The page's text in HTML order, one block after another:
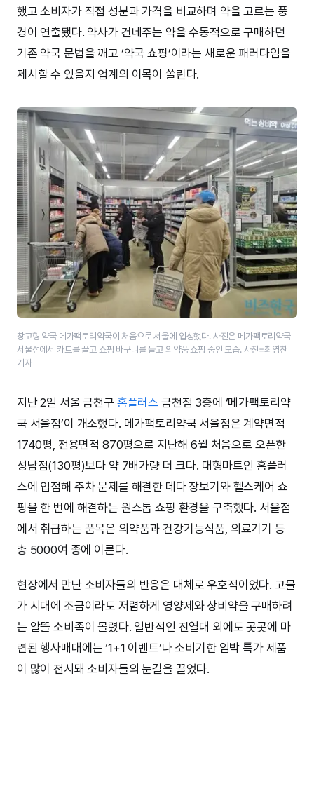
했고 소비자가 직접 성분과 가격을 비교하며 약을 고르는 풍
경이 연출됐다. 약사가 건네주는 약을 수동적으로 구매하던
기존 약국 문법을 깨고 ‘약국 쇼핑’이라는 새로운 패러다임을
제시할 수 있을지 업계의 이목이 쏠린다.
창고형 약국 메가팩토리약국이 처음으로 서울에 입성했다. 사진은 메가팩토리약국
서울점에서 카트를 끌고 쇼핑 바구니를 들고 의약품 쇼핑 중인 모습. 사진=최영찬
기자
지난 2일 서울 금천구 홈플러스 금천점 3층에 ‘메가팩토리약
국 서울점’이 개소했다. 메가팩토리약국 서울점은 계약면적
1740평, 전용면적 870평으로 지난해 6월 처음으로 오픈한
성남점(130평)보다 약 7배가량 더 크다. 대형마트인 홈플러
스에 입점해 주차 문제를 해결한 데다 장보기와 헬스케어 쇼
핑을 한 번에 해결하는 원스톱 쇼핑 환경을 구축했다. 서울점
에서 취급하는 품목은 의약품과 건강기능식품, 의료기기 등
총 5000여 종에 이른다.
현장에서 만난 소비자들의 반응은 대체로 우호적이었다. 고물
가 시대에 조금이라도 저렴하게 영양제와 상비약을 구매하려
는 알뜰 소비족이 몰렸다. 일반적인 진열대 외에도 곳곳에 마
련된 행사매대에는 ‘1+1 이벤트’나 소비기한 임박 특가 제품
이 많이 전시돼 소비자들의 눈길을 끌었다.